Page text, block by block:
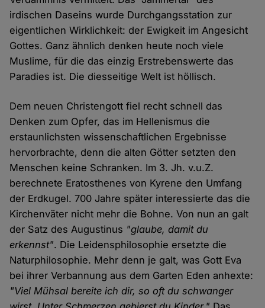
irdischen Daseins wurde Durchgangsstation zur
eigentlichen Wirklichkeit: der Ewigkeit im Angesicht
Gottes. Ganz ähnlich denken heute noch viele
Muslime, für die das einzig Erstrebenswerte das
Paradies ist. Die diesseitige Welt ist höllisch.
Dem neuen Christengott fiel recht schnell das
Denken zum Opfer, das im Hellenismus die
erstaunlichsten wissenschaftlichen Ergebnisse
hervorbrachte, denn die alten Götter setzten den
Menschen keine Schranken. Im 3. Jh. v.u.Z.
berechnete Eratosthenes von Kyrene den Umfang
der Erdkugel. 700 Jahre später interessierte das die
Kirchenväter nicht mehr die Bohne. Von nun an galt
der Satz des Augustinus "glaube, damit du
erkennst". Die Leidensphilosophie ersetzte die
Naturphilosophie. Mehr denn je galt, was Gott Eva
bei ihrer Verbannung aus dem Garten Eden anhexte:
"Viel Mühsal bereite ich dir, so oft du schwanger